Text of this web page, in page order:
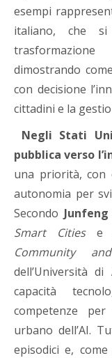
esempi
italiano, che
dimostrando
con decisione
cittadini e la
Negli Stati
pubblica verso
una priorità, con
autonomia per
Secondo Junfeng
Smart Citiese
Community
dell’Università
capacità
competenze
urbano dell’AI.
episodici e,